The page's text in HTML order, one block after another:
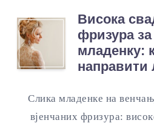
Висока
фризура за
младенку:
Слика младенке на
вјенчаних фризура: